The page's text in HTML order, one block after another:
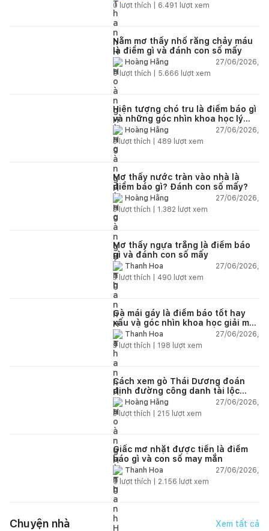
0 lượt thích | 6.491 lượt xem
Nằm mơ thấy nhổ răng chảy máu
là điềm gì và đánh con số mấy
Hoàng Hằng
27/06/2026,
0lượt thích | 5.666 lượt xem
Hiện tượng chó tru là điềm báo gì
và những góc nhìn khoa học lý
giảiHoàng Hằng
27/06/2026,
3lượt thích | 489 lượt xem
Mơ thấy nước tràn vào nhà là
điềm báo gì? Đánh con số mấy?
Hoàng Hằng
27/06/2026,
3lượt thích | 1.382 lượt xem
Mơ thấy ngựa trắng là điềm báo
gì và đánh con số mấy
Thanh Hoa
27/06/2026,
3lượt thích | 490 lượt xem
Gà mái gáy là điềm báo tốt hay
xấu và góc nhìn khoa học giải mã
chi tiết
Thanh Hoa
27/06/2026,
3lượt thích | 198 lượt xem
Cách xem gò Thái Dương đoán
định đường công danh tài lộc
theo nhân tướng học
Hoàng Hằng
27/06/2026,
3lượt thích | 215 lượt xem
Giấc mơ nhặt được tiền là điềm
báo gì và con số may mắn
Thanh Hoa
27/06/2026,
6 lượt thích | 2.156 lượt xem
Chuyện nhà Xem tất cả